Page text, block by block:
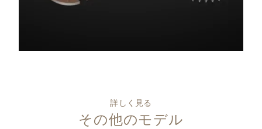
詳しく見る
その他のモデル